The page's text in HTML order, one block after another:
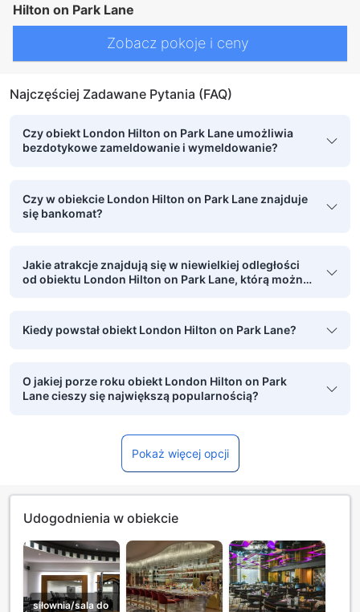
Hilton on Park Lane
Zobacz pokoje i ceny
Najczęściej Zadawane Pytania (FAQ)
Czy obiekt London Hilton on Park Lane umożliwia
bezdotykowe zameldowanie i wymeldowanie?
Czy w obiekcie London Hilton on Park Lane znajduje
się bankomat?
Jakie atrakcje znajdują się w niewielkiej odległości
od obiektu London Hilton on Park Lane, którą można
Kiedy powstał obiekt London Hilton on Park Lane?
O jakiej porze roku obiekt London Hilton on Park
Lane cieszy się największą popularnością?
Pokaż więcej opcji
Udogodnienia w obiekcie
siłownia/sala do